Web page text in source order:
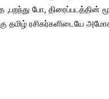
போ, திரைப்படத்தின்
தமிழ் ரசிகர்களிடையே